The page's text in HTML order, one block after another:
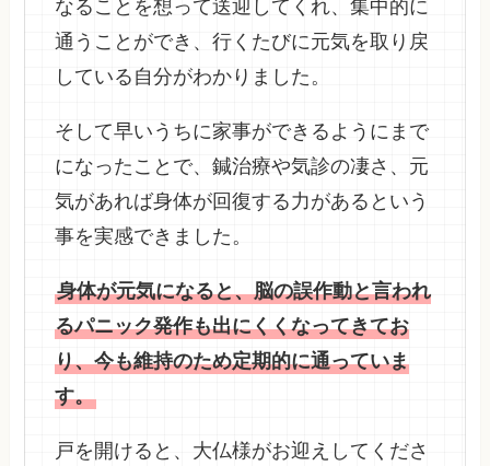
なることを想って送迎してくれ、集中的に
通うことができ、行くたびに元気を取り戻
している自分がわかりました。
そして早いうちに家事ができるようにまで
になったことで、鍼治療や気診の凄さ、元
気があれば身体が回復する力があるという
事を実感できました。
身体が元気になると、脳の誤作動と言われ
るパニック発作も出にくくなってきてお
り、今も維持のため定期的に通っていま
す。
戸を開けると、大仏様がお迎えしてくださ